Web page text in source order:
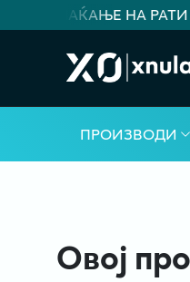
ЗА ПЛАЌАЊЕ НА РАТИ
ПРОИЗВОДИ
Овој